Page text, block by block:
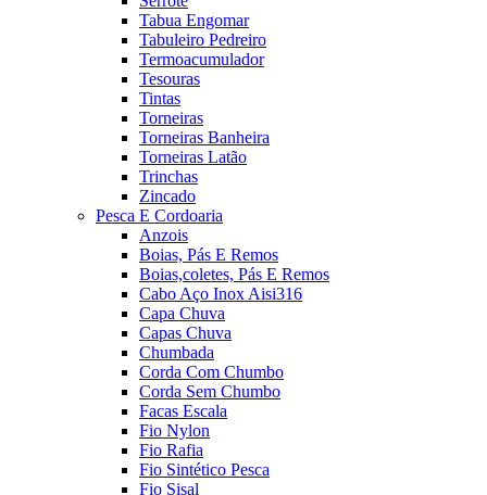
Tabua Engomar
Tabuleiro Pedreiro
Termoacumulador
Tesouras
Tintas
Torneiras
Torneiras Banheira
Torneiras Latão
Trinchas
Zincado
Pesca E Cordoaria
Anzois
Boias, Pás E Remos
Boias,coletes, Pás E Remos
Cabo Aço Inox Aisi316
Capa Chuva
Capas Chuva
Chumbada
Corda Com Chumbo
Corda Sem Chumbo
Facas Escala
Fio Nylon
Fio Rafia
Fio Sintético Pesca
Fio Sisal